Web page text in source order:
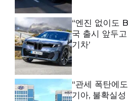
“엔진 없이도
국 출시 앞두
기차’
“관세 폭탄에
기아, 불확실성